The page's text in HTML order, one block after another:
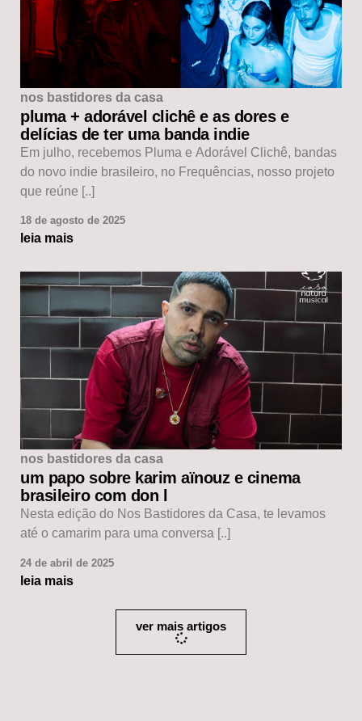
nos bastidores da casa
pluma + adorável clichê e as dores e
delícias de ter uma banda indie
Em julho, recebemos Pluma e Adorável Clichê, bandas
do novo indie brasileiro, no Frequências, nosso projeto
que reúne [..]
18 de agosto de 2025
leia mais
nos bastidores da casa
um papo sobre karim aïnouz e cinema
brasileiro com don l
Nesta edição do Nos Bastidores da Casa, te levamos
até o camarim para uma conversa [..]
24 de abril de 2025
leia mais
ver mais artigos